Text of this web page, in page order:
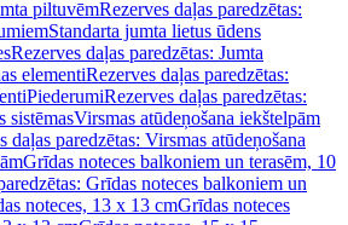
piltuvēmRezerves daļas paredzētas:
Standarta jumta lietus ūdens
Rezerves daļas paredzētas: Jumta
elementiRezerves daļas paredzētas:
PiederumiRezerves daļas paredzētas:
sistēmasVirsmas atūdeņošana iekštelpām
daļas paredzētas: Virsmas atūdeņošana
Grīdas noteces balkoniem un terasēm, 10
Grīdas noteces balkoniem un
noteces, 13 x 13 cmGrīdas noteces